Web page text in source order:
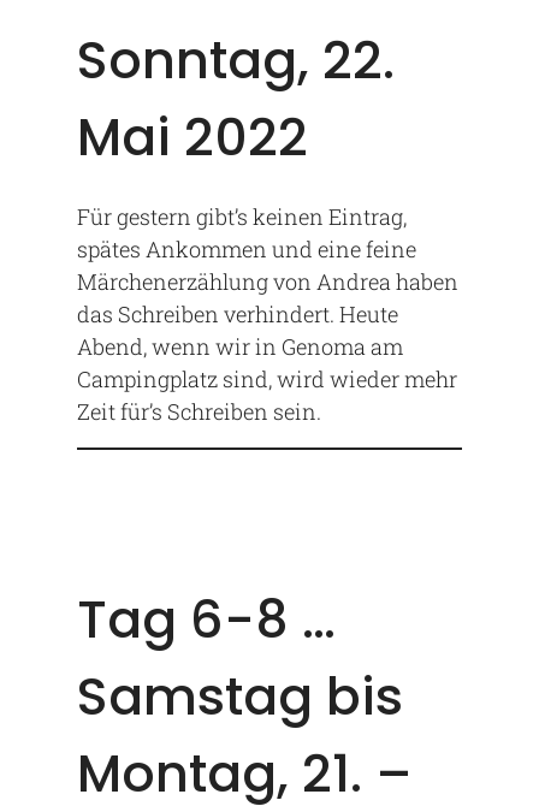
Sonntag, 22.
Mai 2022
Für gestern gibt’s keinen Eintrag,
spätes Ankommen und eine feine
Märchenerzählung von Andrea haben
das Schreiben verhindert. Heute
Abend, wenn wir in Genoma am
Campingplatz sind, wird wieder mehr
Zeit für’s Schreiben sein.
Tag 6-8 …
Samstag bis
Montag, 21. –